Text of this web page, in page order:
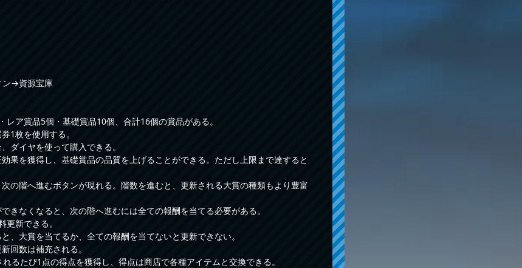
ン→資源宝庫
レア賞品5個・基礎賞品10個、合計16個の賞品がある。
1枚を使用する。
ダイヤを使って購入できる。
果を獲得し、基礎賞品の品質を上げることができる。ただし上限まで達すると
の階へ進むボタンが現れる。階数を進むと、更新される大賞の種類もより豊富
きなくなると、次の階へ進むには全ての報酬を当てる必要がある。
更新できる。
、大賞を当てるか、全ての報酬を当てないと更新できない。
回数は補充される。
るたび1点の得点を獲得し、得点は商店で各種アイテムと交換できる。